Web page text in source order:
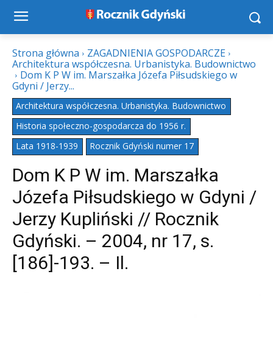
Strona główna
ZAGADNIENIA GOSPODARCZE
Architektura współczesna. Urbanistyka. Budownictwo
Dom K P W im. Marszałka Józefa Piłsudskiego w
Gdyni / Jerzy...
Architektura współczesna. Urbanistyka. Budownictwo
Historia społeczno-gospodarcza do 1956 r.
Lata 1918-1939
Rocznik Gdyński numer 17
Dom K P W im. Marszałka
Józefa Piłsudskiego w Gdyni /
Jerzy Kupliński // Rocznik
Gdyński. – 2004, nr 17, s.
[186]-193. – Il.